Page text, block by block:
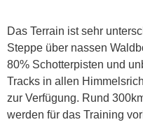
Das Terrain ist sehr
Steppe über nassen
80% Schotterpisten und
Tracks in allen
zur Verfügung. Rund
werden für das Training